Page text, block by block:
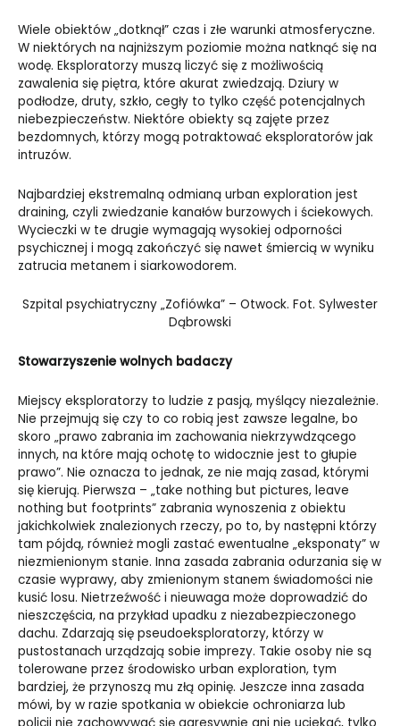
Wiele obiektów „dotknął” czas i złe warunki atmosferyczne.
W niektórych na najniższym poziomie można natknąć się na
wodę. Eksploratorzy muszą liczyć się z możliwością
zawalenia się piętra, które akurat zwiedzają. Dziury w
podłodze, druty, szkło, cegły to tylko część potencjalnych
niebezpieczeństw. Niektóre obiekty są zajęte przez
bezdomnych, którzy mogą potraktować eksploratorów jak
intruzów.
Najbardziej ekstremalną odmianą urban exploration jest
draining, czyli zwiedzanie kanałów burzowych i ściekowych.
Wycieczki w te drugie wymagają wysokiej odporności
psychicznej i mogą zakończyć się nawet śmiercią w wyniku
zatrucia metanem i siarkowodorem.
Szpital psychiatryczny „Zofiówka” – Otwock. Fot. Sylwester
Dąbrowski
Stowarzyszenie wolnych badaczy
Miejscy eksploratorzy to ludzie z pasją, myślący niezależnie.
Nie przejmują się czy to co robią jest zawsze legalne, bo
skoro „prawo zabrania im zachowania niekrzywdzącego
innych, na które mają ochotę to widocznie jest to głupie
prawo”. Nie oznacza to jednak, ze nie mają zasad, którymi
się kierują. Pierwsza – „take nothing but pictures, leave
nothing but footprints” zabrania wynoszenia z obiektu
jakichkolwiek znalezionych rzeczy, po to, by następni którzy
tam pójdą, również mogli zastać ewentualne „eksponaty” w
niezmienionym stanie. Inna zasada zabrania odurzania się w
czasie wyprawy, aby zmienionym stanem świadomości nie
kusić losu. Nietrzeźwość i nieuwaga może doprowadzić do
nieszczęścia, na przykład upadku z niezabezpieczonego
dachu. Zdarzają się pseudoeksploratorzy, którzy w
pustostanach urządzają sobie imprezy. Takie osoby nie są
tolerowane przez środowisko urban exploration, tym
bardziej, że przynoszą mu złą opinię. Jeszcze inna zasada
mówi, by w razie spotkania w obiekcie ochroniarza lub